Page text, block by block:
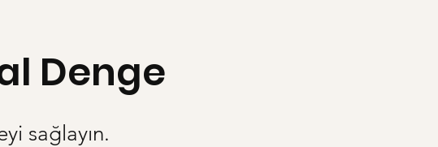
Denge
sağlayın.